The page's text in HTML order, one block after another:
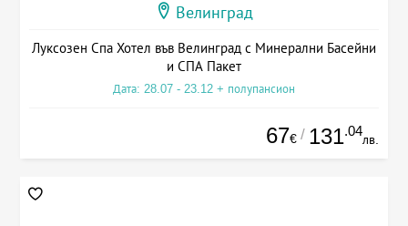
Велинград
Луксозен Спа Хотел във Велинград с Минерални Басейни
и СПА Пакет
Дата: 28.07 - 23.12 + полупансион
67€ / 131.04
лв.